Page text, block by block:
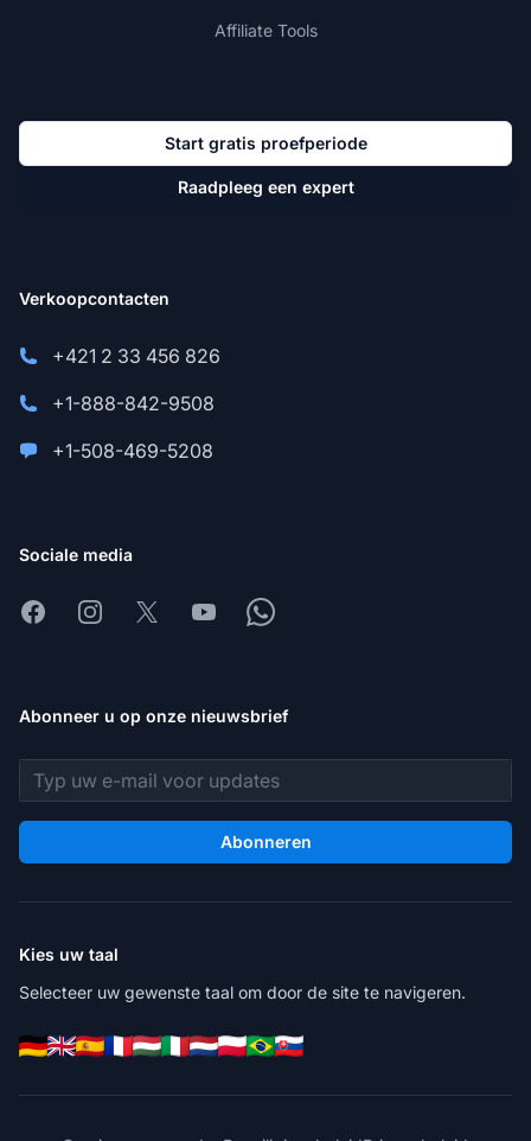
Affiliate Tools
Start gratis proefperiode
Raadpleeg een expert
Verkoopcontacten
+421 2 33 456 826
+1-888-842-9508
+1-508-469-5208
Sociale media
FacebookInstagram
X YoutubeWhatsapp
Abonneer u op onze nieuwsbrief
E-mailadres
Abonneren
Kies uw taal
Selecteer uw gewenste taal om door de site te navigeren.